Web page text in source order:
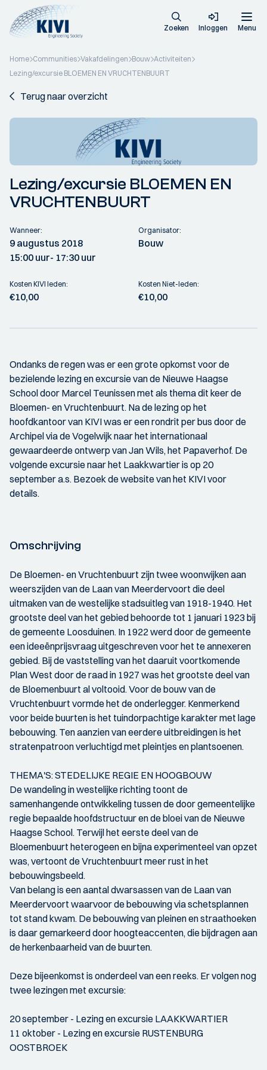
Zoeken Inloggen Menu
Home Communities Vakafdelingen Bouw Activiteiten
Lezing/excursie BLOEMEN EN VRUCHTENBUURT
Terug naar overzicht
Lezing/excursie BLOEMEN EN
VRUCHTENBUURT
Wanneer:
9 augustus 2018
15:00 uur- 17:30 uur
Organisator:
Bouw
Kosten KIVI leden:
€10,00
Kosten Niet-leden:
€10,00
Ondanks de regen was er een grote opkomst voor de
bezielende lezing en excursie van de Nieuwe Haagse
School door Marcel Teunissen met als thema dit keer de
Bloemen- en Vruchtenbuurt. Na de lezing op het
hoofdkantoor van KIVI was er een rondrit per bus door de
Archipel via de Vogelwijk naar het internationaal
gewaardeerde ontwerp van Jan Wils, het Papaverhof. De
volgende excursie naar het Laakkwartier is op 20
september a.s. Bezoek de website van het KIVI voor
details.
Omschrijving
De Bloemen- en Vruchtenbuurt zijn twee woonwijken aan
weerszijden van de Laan van Meerdervoort die deel
uitmaken van de westelijke stadsuitleg van 1918-1940. Het
grootste deel van het gebied behoorde tot 1 januari 1923 bij
de gemeente Loosduinen. In 1922 werd door de gemeente
een ideeënprijsvraag uitgeschreven voor het te annexeren
gebied. Bij de vaststelling van het daaruit voortkomende
Plan West door de raad in 1927 was het grootste deel van
de Bloemenbuurt al voltooid. Voor de bouw van de
Vruchtenbuurt vormde het de onderlegger. Kenmerkend
voor beide buurten is het tuindorpachtige karakter met lage
bebouwing. Ten aanzien van eerdere uitbreidingen is het
stratenpatroon verluchtigd met pleintjes en plantsoenen.
THEMA'S: STEDELIJKE REGIE EN HOOGBOUW
De wandeling in westelijke richting toont de
samenhangende ontwikkeling tussen de door gemeentelijke
regie bepaalde hoofdstructuur en de bloei van de Nieuwe
Haagse School. Terwijl het eerste deel van de
Bloemenbuurt heterogeen en bijna experimenteel van opzet
was, vertoont de Vruchtenbuurt meer rust in het
bebouwingsbeeld.
Van belang is een aantal dwarsassen van de Laan van
Meerdervoort waarvoor de bebouwing via schetsplannen
tot stand kwam. De bebouwing van pleinen en straathoeken
is daar gemarkeerd door hoogteaccenten, die bijdragen aan
de herkenbaarheid van de buurten.
Deze bijeenkomst is onderdeel van een reeks. Er volgen nog
twee lezingen met excursie:
20 september - Lezing en excursie LAAKKWARTIER
11 oktober - Lezing en excursie RUSTENBURG
OOSTBROEK